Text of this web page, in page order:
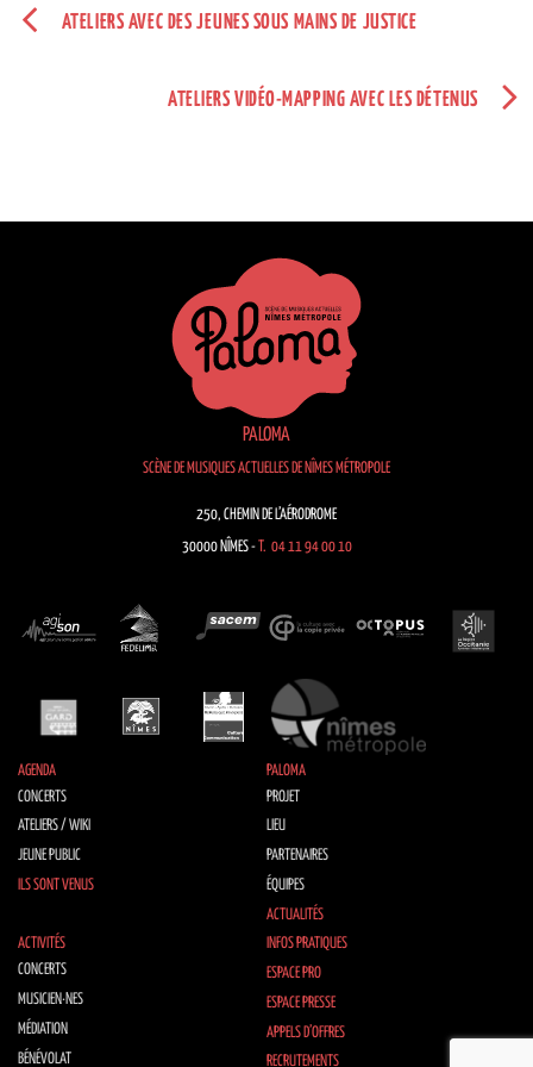
ATELIERS AVEC DES JEUNES SOUS MAINS DE JUSTICE
ATELIERS VIDÉO-MAPPING AVEC LES DÉTENUS
PALOMA
SCÈNE DE MUSIQUES ACTUELLES DE NÎMES MÉTROPOLE
250, CHEMIN DE L’AÉRODROME
30000 NÎMES - T. 04 11 94 00 10
AGENDA
CONCERTS
ATELIERS / WIKI
JEUNE PUBLIC
ILS SONT VENUS
PALOMA
PROJET
LIEU
PARTENAIRES
ÉQUIPES
ACTUALITÉS
ACTIVITÉS
CONCERTS
MUSICIEN·NES
MÉDIATION
BÉNÉVOLAT
INFOS PRATIQUES
ESPACE PRO
ESPACE PRESSE
APPELS D’OFFRES
RECRUTEMENTS